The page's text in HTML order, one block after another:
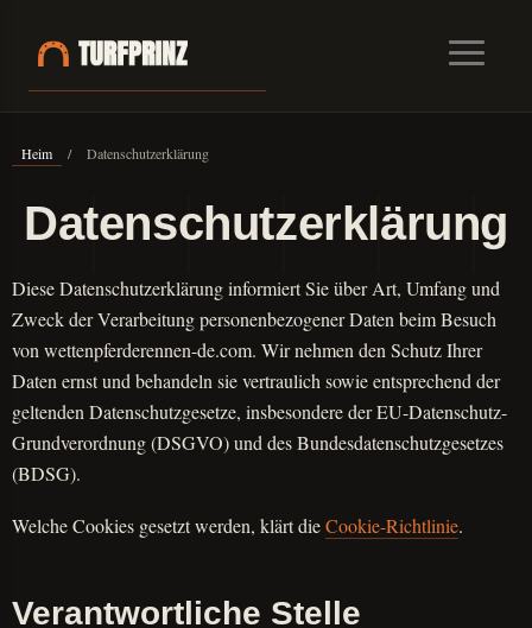
Heim / Datenschutzerklärung
Datenschutzerklärung
Diese Datenschutzerklärung informiert Sie über Art, Umfang und
Zweck der Verarbeitung personenbezogener Daten beim Besuch
von wettenpferderennen-de.com. Wir nehmen den Schutz Ihrer
Daten ernst und behandeln sie vertraulich sowie entsprechend der
geltenden Datenschutzgesetze, insbesondere der EU-Datenschutz-
Grundverordnung (DSGVO) und des Bundesdatenschutzgesetzes
(BDSG).
Welche Cookies gesetzt werden, klärt dieCookie-Richtlinie.
Verantwortliche Stelle